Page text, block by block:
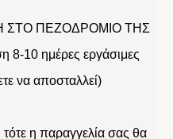
ΣΤΟ ΠΕΖΟΔΡΟΜΙΟ ΤΗΣ
10 ημέρες εργάσιμες
να αποσταλλεί)
τότε η παραγγελία σας θα